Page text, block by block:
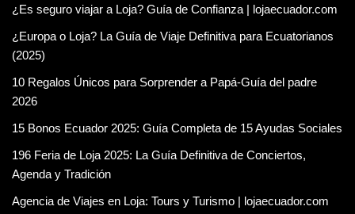
¿Es seguro viajar a Loja? Guía de Confianza | lojaecuador.com
¿Europa o Loja? La Guía de Viaje Definitiva para Ecuatorianos
(2025)
10 Regalos Únicos para Sorprender a Papá-Guía del padre
2026
15 Bonos Ecuador 2025: Guía Completa de 15 Ayudas Sociales
196 Feria de Loja 2025: La Guía Definitiva de Conciertos,
Agenda y Tradición
Agencia de Viajes en Loja: Tours y Turismo | lojaecuador.com